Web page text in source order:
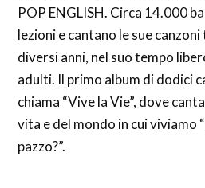
POP ENGLISH. Circa 14.000
lezioni e cantano le sue
diversi anni, nel suo tempo
adulti. Il primo album di dodici
chiama “Vive la Vie”, dove
vita e del mondo in cui viviamo
pazzo?”.